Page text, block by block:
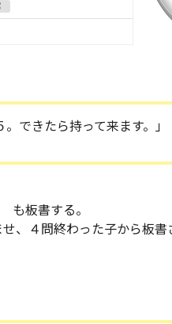
できたら持って来ます。」
板書する。
４問終わった子から板書